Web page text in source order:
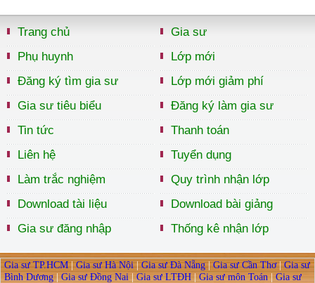
Trang chủ
Phụ huynh
Đăng ký tìm gia sư
Gia sư tiêu biểu
Tin tức
Liên hệ
Làm trắc nghiệm
Download tài liệu
Gia sư đăng nhập
Gia sư
Lớp mới
Lớp mới giảm phí
Đăng ký làm gia sư
Thanh toán
Tuyển dụng
Quy trình nhận lớp
Download bài giảng
Thống kê nhận lớp
Gia sư TP.HCM|Gia sư Hà Nội|Gia sư Đà Nẵng|Gia sư Cần Thơ|Gia sư
Bình Dương | Gia sư Đồng Nai | Gia sư LTĐH | Gia sư môn Toán | Gia sư